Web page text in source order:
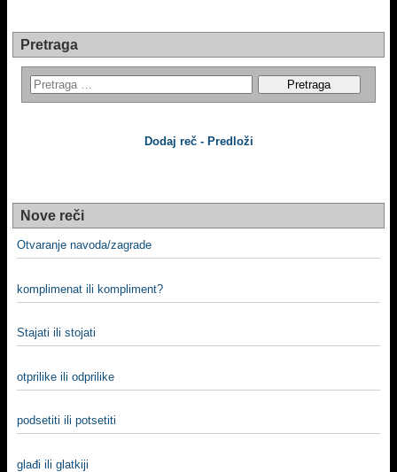
Pretraga
Dodaj reč - Predloži
Nove reči
Otvaranje navoda/zagrade
komplimenat ili kompliment?
Stajati ili stojati
otprilike ili odprilike
podsetiti ili potsetiti
glađi ili glatkiji